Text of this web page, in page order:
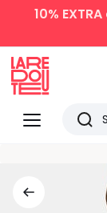
10% EXTRA
Menü
Redoute